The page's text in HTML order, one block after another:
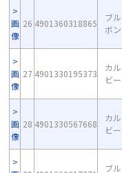
画
像
26 4901360318865
ブル
ボン
画
像
27 4901330195373
カル
ビー
画
像
28 4901330567668
カル
ビー
ブル